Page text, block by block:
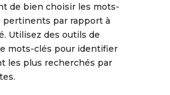
de bien choisir les mots-
pertinents par rapport à
Utilisez des outils de
mots-clés pour identifier
les plus recherchés par